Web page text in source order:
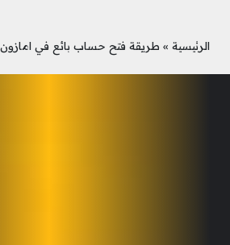
الرئيسية » طريقة فتح حساب بائع في امازون 2023